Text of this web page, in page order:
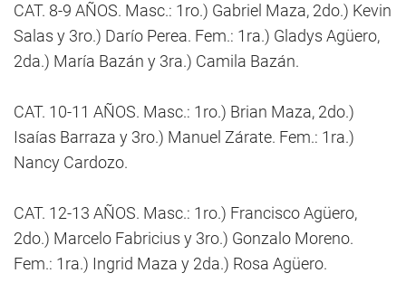
CAT. 8-9 AÑOS. Masc.: 1ro.) Gabriel Maza, 2do.) Kevin
Salas y 3ro.) Darío Perea. Fem.: 1ra.) Gladys Agüero,
2da.) María Bazán y 3ra.) Camila Bazán.
CAT. 10-11 AÑOS. Masc.: 1ro.) Brian Maza, 2do.)
Isaías Barraza y 3ro.) Manuel Zárate. Fem.: 1ra.)
Nancy Cardozo.
CAT. 12-13 AÑOS. Masc.: 1ro.) Francisco Agüero,
2do.) Marcelo Fabricius y 3ro.) Gonzalo Moreno.
Fem.: 1ra.) Ingrid Maza y 2da.) Rosa Agüero.